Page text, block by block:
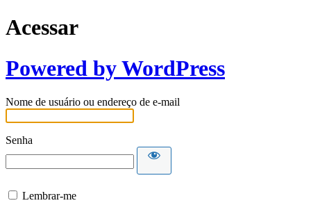
Acessar
Powered by WordPress
Nome de usuário ou endereço de e-mail
Senha
Lembrar-me